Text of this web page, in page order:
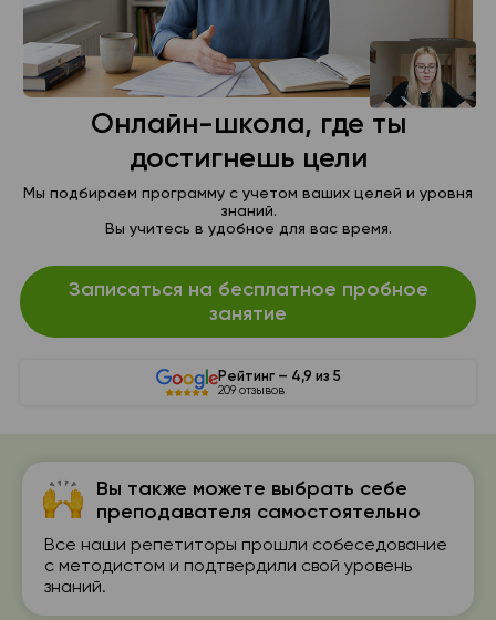
Вы также можете выбрать себе
преподавателя самостоятельно
Все наши репетиторы прошли собеседование
с методистом и подтвердили свой уровень
знаний.
Онлайн-школа, где ты
достигнешь цели
Мы подбираем программу с учетом ваших целей и уровня
знаний.
Вы учитесь в удобное для вас время.
Записаться на бесплатное пробное
занятие
Рейтинг – 4,9 из 5
209 отзывов